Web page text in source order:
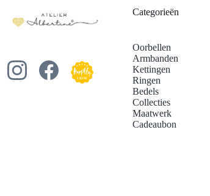
Categorieën
Oorbellen
Armbanden
Kettingen
Ringen
Bedels
Collecties
Maatwerk
Cadeaubon